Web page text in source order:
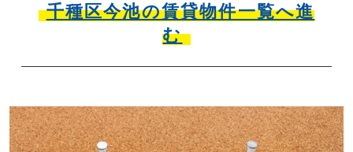
千種区今池の賃貸物件一覧へ進
む